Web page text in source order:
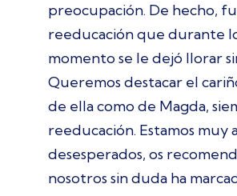
preocupación. De hecho,
reeducación que durante
momento se le dejó llorar
Queremos destacar el
de ella como de Magda,
reeducación. Estamos muy
desesperados, os
nosotros sin duda ha